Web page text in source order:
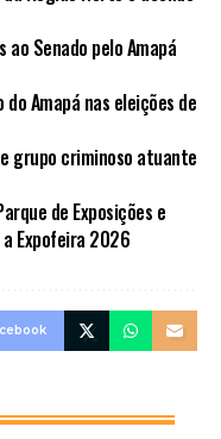
Senado pelo Amapá
Amapá nas eleições de
grupo criminoso atuante
de Exposições e
Expofeira 2026